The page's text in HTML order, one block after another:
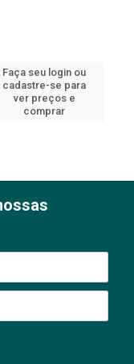
Faça seu login ou
cadastre-se para
ver preços e
comprar